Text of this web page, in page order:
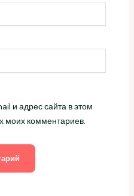
и адрес сайта в этом
моих комментариев.